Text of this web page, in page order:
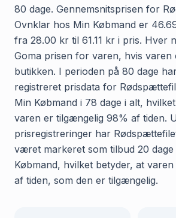
80 dage. Gennemsnitsprisen for
Ovnklar hos Min Købmand er
fra 28.00 kr til 61.11 kr i pris. Hver
Goma prisen for varen, hvis varen
butikken. I perioden på 80 dage
registreret prisdata for
Min Købmand i 78 dage i alt,
varen er tilgængelig 98% af tiden.
prisregistreringer har
været markeret som tilbud 20 dage
Købmand, hvilket betyder, at
af tiden, som den er tilgængelig.